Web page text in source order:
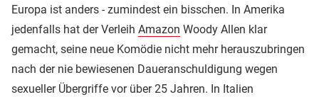
Europa ist anders - zumindest ein bisschen. In Amerika
jedenfalls hat der Verleih Amazon Woody Allen klar
gemacht, seine neue Komödie nicht mehr herauszubringen
nach der nie bewiesenen Daueranschuldigung wegen
sexueller Übergriffe vor über 25 Jahren. In Italien